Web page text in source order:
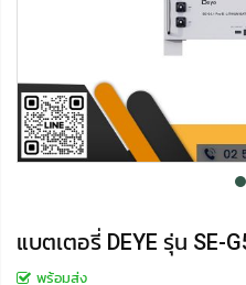
แบตเตอรี่ DEYE รุ่น SE-
พร้อมส่ง